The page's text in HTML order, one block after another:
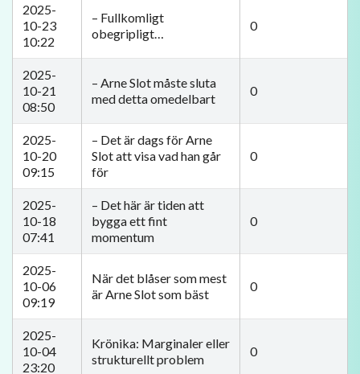
2025-
10-23
10:22
– Fullkomligt
obegripligt…
0
2025-
10-21
08:50
– Arne Slot måste sluta
med detta omedelbart
0
2025-
10-20
09:15
– Det är dags för Arne
Slot att visa vad han går
för
0
2025-
10-18
07:41
– Det här är tiden att
bygga ett fint
momentum
0
2025-
10-06
09:19
När det blåser som mest
är Arne Slot som bäst
0
2025-
10-04
23:20
Krönika: Marginaler eller
strukturellt problem
0